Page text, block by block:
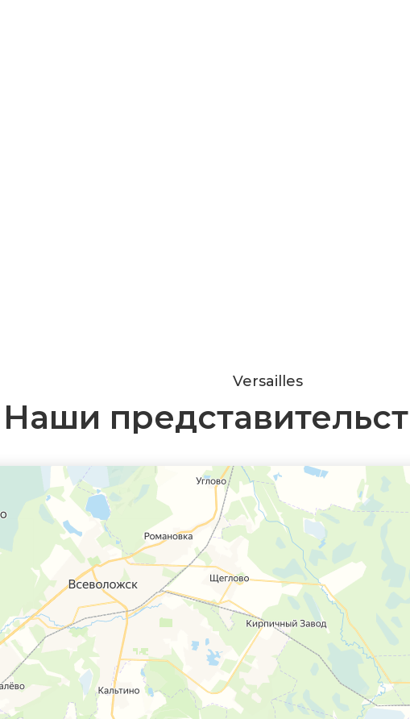
Versailles
Наши